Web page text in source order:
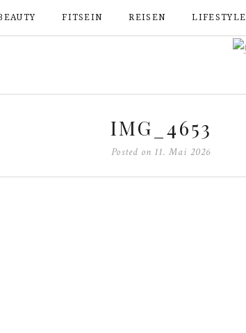
FITSEIN REISEN LIFESTYLE
IMG_4653
Posted on 11. Mai 2026